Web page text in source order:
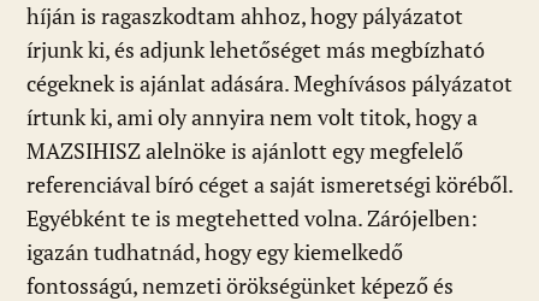
híján is ragaszkodtam ahhoz, hogy pályázatot
írjunk ki, és adjunk lehetőséget más megbízható
cégeknek is ajánlat adására. Meghívásos pályázatot
írtunk ki, ami oly annyira nem volt titok, hogy a
MAZSIHISZ alelnöke is ajánlott egy megfelelő
referenciával bíró céget a saját ismeretségi köréből.
Egyébként te is megtehetted volna. Zárójelben:
igazán tudhatnád, hogy egy kiemelkedő
fontosságú, nemzeti örökségünket képező és